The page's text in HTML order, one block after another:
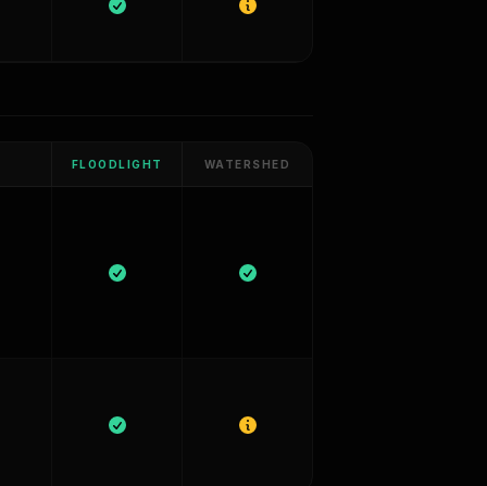
FLOODLIGHT WATERSHED